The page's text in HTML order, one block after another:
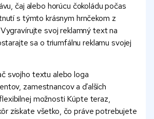
čaj alebo horúcu čokoládu počas
s týmto krásnym hrnčekom z
svoj reklamný text na
sa o triumfálnu reklamu svojej
svojho textu alebo loga
zamestnancov a ďalších
možnosti Kúpte teraz,
získate všetko, čo práve potrebujete